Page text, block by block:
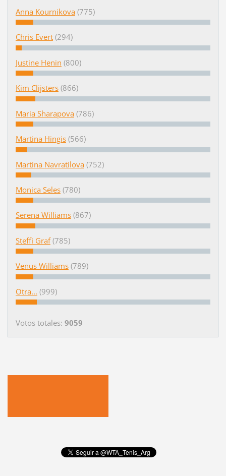
Anna Kournikova (775)
Chris Evert (294)
Justine Henin (800)
Kim Clijsters (866)
Maria Sharapova (786)
Martina Hingis (566)
Martina Navratilova (752)
Monica Seles (780)
Serena Williams (867)
Steffi Graf (785)
Venus Williams (789)
Otra... (999)
Votos totales: 9059